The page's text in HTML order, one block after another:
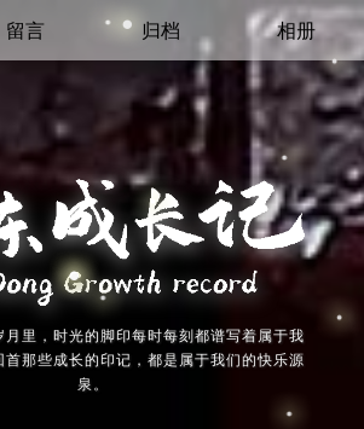
留言 归档 相册
月里，时光的脚印每时每刻都谱写着属于我
首那些成长的印记，都是属于我们的快乐源
泉。